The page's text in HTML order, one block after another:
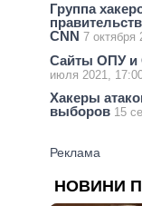
Группа
CNN 7 октября
Сайты ОПУ и
июля 2021,
Хакеры
выборов 15